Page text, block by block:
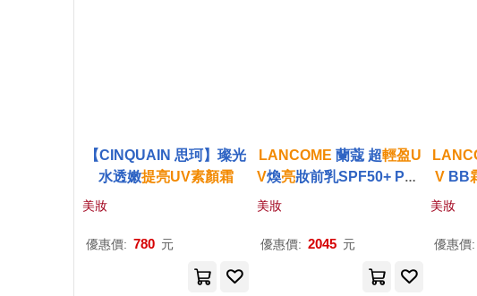
【CINQUAIN 思珂】璨光
水透嫩提亮UV素顏霜
美妝
優惠價: 780 元
LANCOME 蘭蔻 超輕盈U
V煥亮妝前乳SPF50+ PA+
+++(30ml)-多色可選-百貨
美妝
優惠價: 2045 元
V BB
美妝
優惠價: